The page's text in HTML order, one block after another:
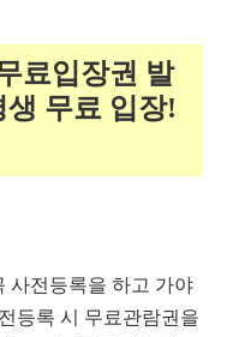
료입장권 발
무료 입장!
사전등록을 하고 가야
등록 시 무료관람권을